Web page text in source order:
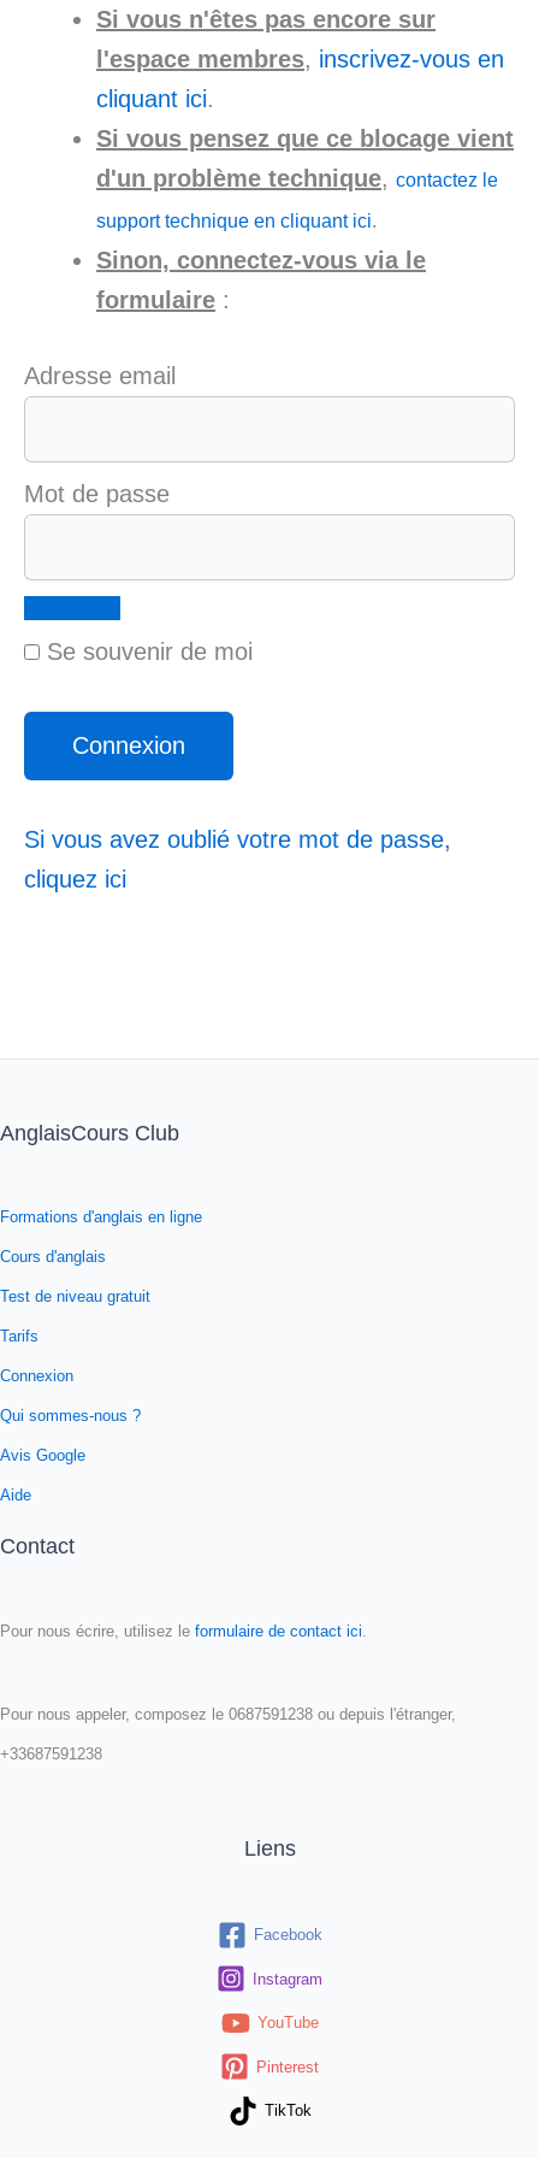
Si vous n'êtes pas encore sur
l'espace membres, inscrivez-vous en
cliquant ici.
Si vous pensez que ce blocage vient
d'un problème technique, contactez le
support technique en cliquant ici.
Sinon, connectez-vous via le
formulaire :
Adresse email
Mot de passe
Se souvenir de moi
Si vous avez oublié votre mot de passe,
cliquez ici
AnglaisCours Club
Formations d'anglais en ligne
Cours d'anglais
Test de niveau gratuit
Tarifs
Connexion
Qui sommes-nous ?
Avis Google
Aide
Contact
Pour nous écrire, utilisez le formulaire de contact ici
Pour nous appeler, composez le 0687591238 ou depuis l'étranger,
+33687591238
Liens
Facebook
Instagram
YouTube
Pinterest
TikTok